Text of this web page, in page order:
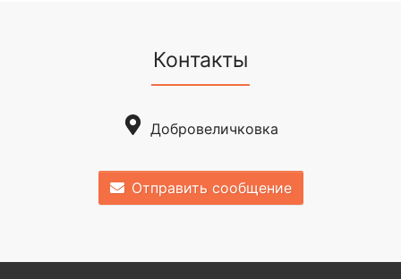
Контакты
Добровеличковка
Отправить сообщение